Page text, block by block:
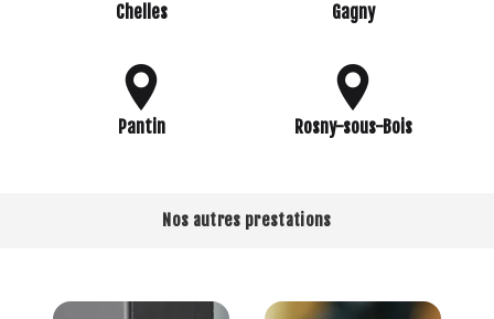
Chelles Gagny
Pantin Rosny-sous-Bois
Nos autres prestations